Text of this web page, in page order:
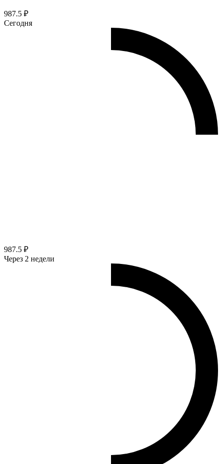
987.5 ₽
Сегодня
987.5 ₽
Через 2 недели